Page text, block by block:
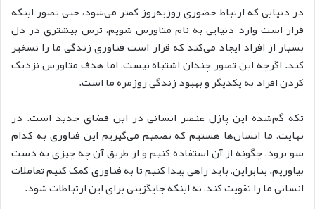
در دنیایی که ارتباط حضوری روزبه‌روز کمتر می‌شود، حتی تصور اینکه
قرار است وارد دنیایی به نام متاورس شویم، ترس بیشتری در دل
بسیار از افراد ایجاد می‌کند که قرار است فناوری زندگی ما را تسخیر
کند. اگرچه این تصور چندان اشتباه نیست، اما هدف متاورس نزدیک
کردن افراد به یکدیگر و بهبود زندگی روزمره ما است.
تکه گم‌شده این پازل عنصر انسانی در این فضای جدید است. در
نهایت، ما انسان‌ها هستیم که تصمیم می‌گیریم این فناوری به کدام
سو برود، چگونه از آن استفاده کنیم و از طریق آن چه چیزی به دست
بیاوریم. بنابراین، باید راهی پیدا کنیم تا به فناوری کمک کنیم تعاملات
انسانی ما را تقویت کند، نه اینکه جایگزینی برای این ارتباطات شود.